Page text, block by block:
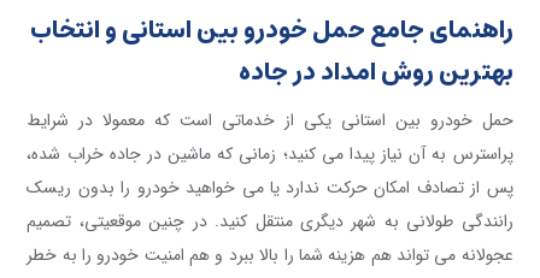
راهنمای جامع حمل خودرو بین استانی و انتخاب
بهترین روش امداد در جاده
حمل خودرو بین استانی یکی از خدماتی است که معمولا در شرایط
پراسترس به آن نیاز پیدا می کنید؛ زمانی که ماشین در جاده خراب شده،
پس از تصادف امکان حرکت ندارد یا می خواهید خودرو را بدون ریسک
رانندگی طولانی به شهر دیگری منتقل کنید. در چنین موقعیتی، تصمیم
عجولانه می تواند هم هزینه شما را بالا ببرد و هم امنیت خودرو را به خطر